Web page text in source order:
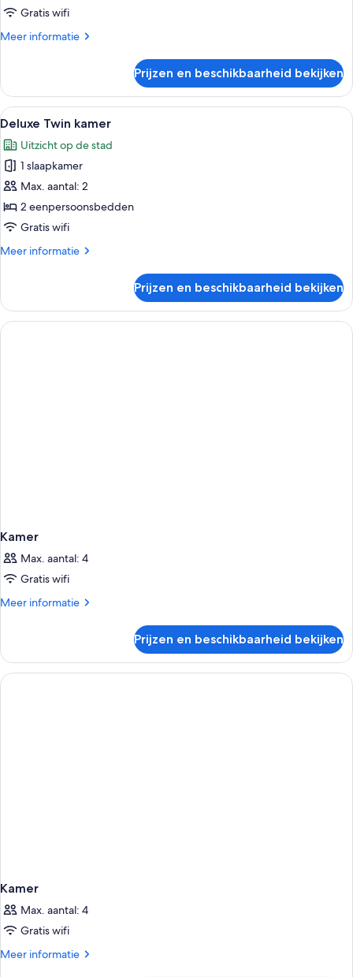
ladenGratis wifi
Meer informatie
Meer
Twin
kamer
Prijzen en beschikbaarheid bekijken
Alle
foto's
voor
Deluxe
Twin
kamer
laden
Hotelkamer met twee bedden, een
5
Deluxe Twin kamer
Uitzicht op de stad
1 slaapkamer
Max. aantal: 2
2 eenpersoonsbedden
Gratis wifi
Meer informatie
Meer
Twin
kamer
Prijzen en beschikbaarheid bekijken
Kamer
Max. aantal: 4
Gratis wifi
Meer informatie
Meer
Prijzen en beschikbaarheid bekijken
Kamer
Max. aantal: 4
Gratis wifi
Meer informatie
Meer